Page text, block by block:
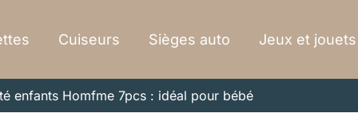
Cuiseurs Sièges auto Jeux et jouets
enfants Homfme 7pcs : idéal pour bébé